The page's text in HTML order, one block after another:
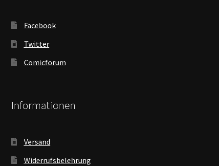
Facebook
Twitter
Comicforum
Informationen
Versand
Widerrufsbelehrung